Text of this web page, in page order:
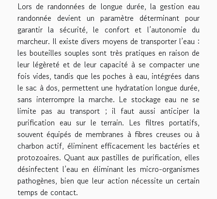
Lors de randonnées de longue durée, la gestion eau
randonnée devient un paramètre déterminant pour
garantir la sécurité, le confort et l’autonomie du
marcheur. Il existe divers moyens de transporter l’eau :
les bouteilles souples sont très pratiques en raison de
leur légèreté et de leur capacité à se compacter une
fois vides, tandis que les poches à eau, intégrées dans
le sac à dos, permettent une hydratation longue durée,
sans interrompre la marche. Le stockage eau ne se
limite pas au transport ; il faut aussi anticiper la
purification eau sur le terrain. Les filtres portatifs,
souvent équipés de membranes à fibres creuses ou à
charbon actif, éliminent efficacement les bactéries et
protozoaires. Quant aux pastilles de purification, elles
désinfectent l’eau en éliminant les micro-organismes
pathogènes, bien que leur action nécessite un certain
temps de contact.